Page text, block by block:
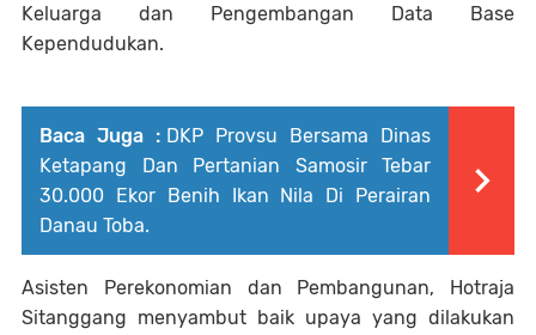
Keluarga dan Pengembangan Data Base
Kependudukan.
Baca Juga : DKP Provsu Bersama Dinas
Ketapang Dan Pertanian Samosir Tebar
30.000 Ekor Benih Ikan Nila Di Perairan
Danau Toba.
Asisten Perekonomian dan Pembangunan, Hotraja
Sitanggang menyambut baik upaya yang dilakukan